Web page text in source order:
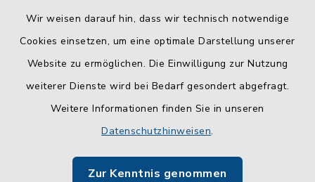
Wir weisen darauf hin, dass wir technisch notwendige
Cookies einsetzen, um eine optimale Darstellung unserer
Website zu ermöglichen. Die Einwilligung zur Nutzung
weiterer Dienste wird bei Bedarf gesondert abgefragt.
Weitere Informationen finden Sie in unseren
Datenschutzhinweisen.
Zur Kenntnis genommen
Barrierefreiheit